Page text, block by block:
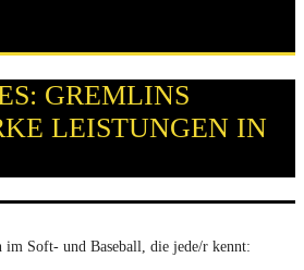
GREMLINS
LEISTUNGEN IN
im Soft- und Baseball, die jede/r kennt: